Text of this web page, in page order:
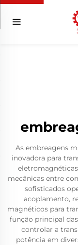
As embreagens
inovadora para
mecânicas entre
sofisticados
acoplamento,
magnéticos para
função principal
controlar a
potência em